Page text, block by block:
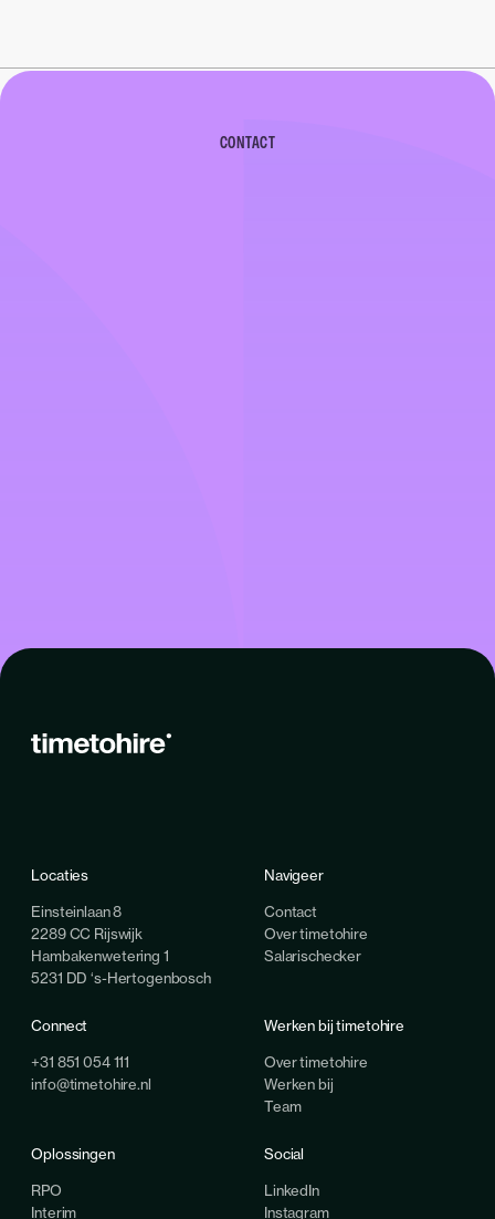
CONTACT
Locaties
Einsteinlaan 8
2289 CC Rijswijk
Hambakenwetering 1
5231 DD ‘s-Hertogenbosch
Navigeer
Contact
Over timetohire
Salarischecker
Connect
+31 851 054 111
info@timetohire.nl
Werken bij timetohire
Over timetohire
Werken bij
Team
Oplossingen
RPO
Interim
Social
LinkedIn
Instagram